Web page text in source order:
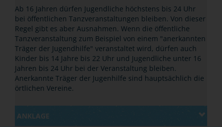
Ab 16 Jahren dürfen Jugendliche höchstens bis 24 Uhr
bei öffentlichen Tanzveranstaltungen bleiben. Von dieser
Regel gibt es aber Ausnahmen. Wenn die öffentliche
Tanzveranstaltung zum Beispiel von einem "anerkannten
Träger der Jugendhilfe" veranstaltet wird, dürfen auch
Kinder bis 14 Jahre bis 22 Uhr und Jugendliche unter 16
Jahren bis 24 Uhr bei der Veranstaltung bleiben.
Anerkannte Träger der Jugenhilfe sind hauptsächlich die
örtlichen Vereine.
ANKLAGE